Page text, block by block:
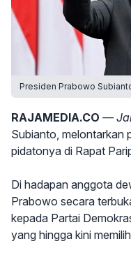
Presiden Prabowo
RAJAMEDIA.CO —
Subianto, melontarkan
pidatonya di Rapat
Di hadapan anggota
Prabowo secara
kepada Partai
yang hingga kini